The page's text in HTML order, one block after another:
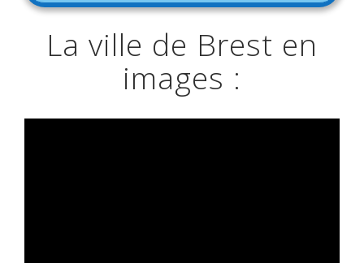
La ville de Brest en
images :